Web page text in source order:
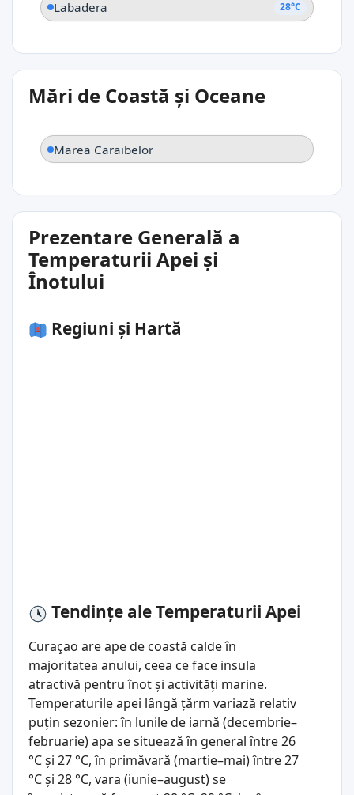
Labadera 28°C
Mări de Coastă și Oceane
Marea Caraibelor
Prezentare Generală a
Temperaturii Apei și
Înotului
Regiuni și Hartă
Tendințe ale Temperaturii Apei
Curaçao are ape de coastă calde în
majoritatea anului, ceea ce face insula
atractivă pentru înot și activități marine.
Temperaturile apei lângă țărm variază relativ
puțin sezonier: în lunile de iarnă (decembrie–
februarie) apa se situează în general între 26
°C și 27 °C, în primăvară (martie–mai) între 27
°C și 28 °C, vara (iunie–august) se